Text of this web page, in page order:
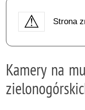
Strona
Kamery na